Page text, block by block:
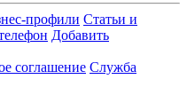
профили Статьи и
Добавить
соглашение Служба